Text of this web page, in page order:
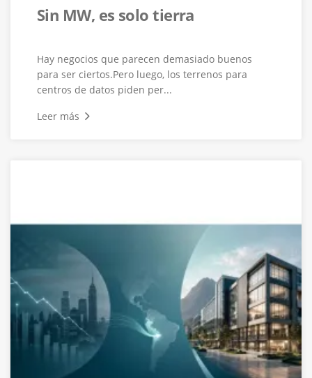
Sin MW, es solo tierra
Hay negocios que parecen demasiado buenos
para ser ciertos.Pero luego, los terrenos para
centros de datos piden per...
Leer más